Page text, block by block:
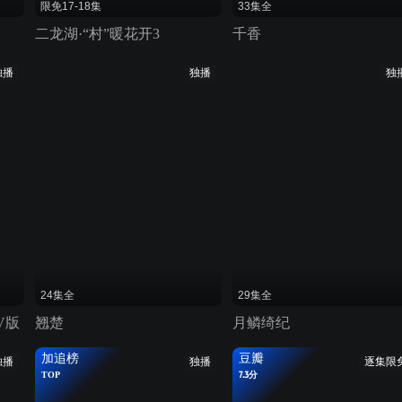
限免17-18集
二龙湖·“村”暖花开3
33集全
千香
播
版
独播
24集全
翘楚
独
29集全
月鳞绮纪
播 独播
加追榜
TOP
逐集限
豆瓣
7.3分